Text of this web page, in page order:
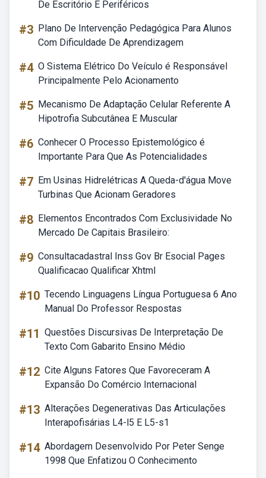
De Escritório E Periféricos
#3 Plano De Intervenção Pedagógica Para Alunos
Com Dificuldade De Aprendizagem
#4 O Sistema Elétrico Do Veículo é Responsável
Principalmente Pelo Acionamento
#5 Mecanismo De Adaptação Celular Referente A
Hipotrofia Subcutânea E Muscular
#6 Conhecer O Processo Epistemológico é
Importante Para Que As Potencialidades
#7 Em Usinas Hidrelétricas A Queda-d'água Move
Turbinas Que Acionam Geradores
#8 Elementos Encontrados Com Exclusividade No
Mercado De Capitais Brasileiro:
#9 Consultacadastral Inss Gov Br Esocial Pages
Qualificacao Qualificar Xhtml
#10 Tecendo Linguagens Língua Portuguesa 6 Ano
Manual Do Professor Respostas
#11 Questões Discursivas De Interpretação De
Texto Com Gabarito Ensino Médio
#12 Cite Alguns Fatores Que Favoreceram A
Expansão Do Comércio Internacional
#13 Alterações Degenerativas Das Articulações
Interapofisárias L4-l5 E L5-s1
#14 Abordagem Desenvolvido Por Peter Senge
1998 Que Enfatizou O Conhecimento